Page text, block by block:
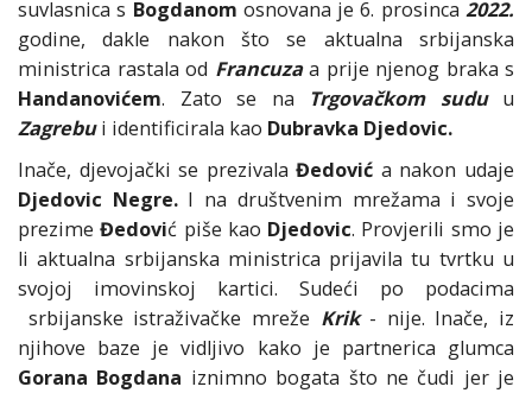
suvlasnica s Bogdanom osnovana je 6. prosinca2022.
godine, dakle nakon što se aktualna srbijanska
ministrica rastala od Francuzaa prije njenog braka s
Handanovićem. Zato se na Trgovačkom sudu u
Zagrebui identificirala kao Dubravka Djedovic.
Inače, djevojački se prezivalaĐedović a nakon udaje
Djedovic Negre.I na društvenim mrežama i svoje
prezimeĐedović piše kao Djedovic. Provjerili smo je
li aktualna srbijanska ministrica prijavila tu tvrtku u
svojoj imovinskoj kartici. Sudeći po podacima
srbijanske istraživačke mreže Krik- nije. Inače, iz
njihove baze je vidljivo kako je partnerica glumca
Gorana Bogdana iznimno bogata što ne čudi jer je